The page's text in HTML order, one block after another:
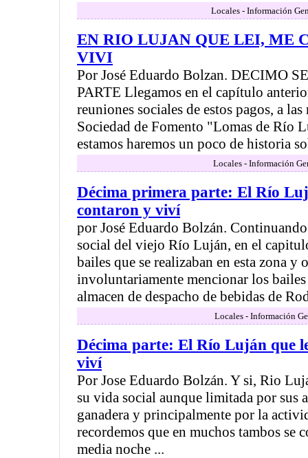
Locales - Información
EN RIO LUJAN QUE LEI, ME
VIVI
Por José Eduardo Bolzan. DECIMO
PARTE Llegamos en el capítulo
reuniones sociales de estos pagos, a las
Sociedad de Fomento "Lomas de Río
estamos haremos un poco de historia
Locales - Información
Décima primera parte: El Río
contaron y viví
por José Eduardo Bolzán.
social del viejo Río Luján, en el
bailes que se realizaban en esta zona y
involuntariamente mencionar los bailes
almacen de despacho de bebidas de
Locales - Información
Décima parte: El Río Luján que
viví
Por Jose Eduardo Bolzán. Y si, Rio
su vida social aunque limitada por sus
ganadera y principalmente por la
recordemos que en muchos tambos se
media noche ...